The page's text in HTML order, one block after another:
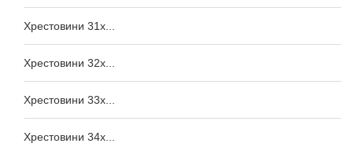
Хрестовини 31x...
Хрестовини 32x...
Хрестовини 33x...
Хрестовини 34x...